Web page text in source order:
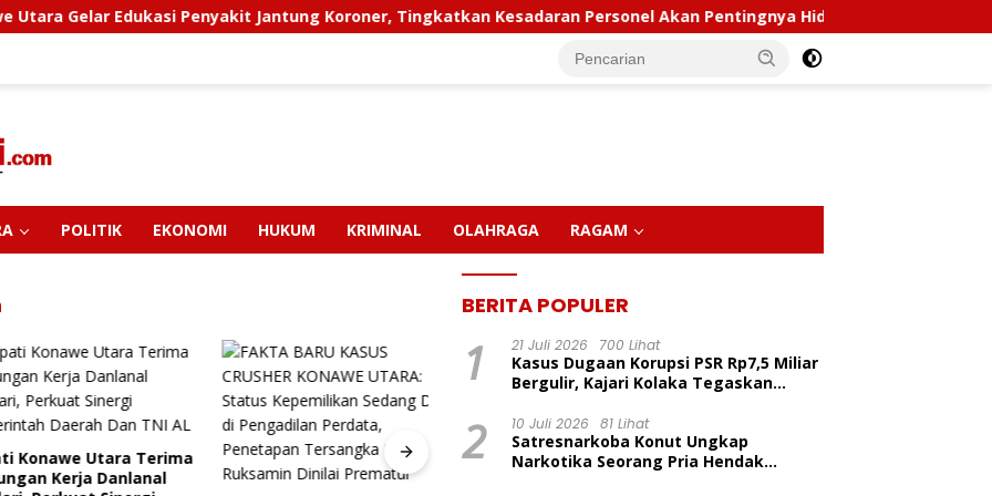
Penyakit Jantung Koroner, Tingkatkan Kesadaran Personel Akan Pentingnya Hidup Sehat
POLITIK EKONOMI HUKUM KRIMINAL OLAHRAGA RAGAM
Utara Terima
Kerja Danlanal
PT MLP Inisiasi Program
Kapolda Sultra Pimpin
BERITA POPULER
1 21 Juli 2026 700 Lihat
Kasus Dugaan Korupsi PSR Rp7,5 Miliar
Bergulir, Kajari Kolaka Tegaskan
2 10 Juli 2026 81 Lihat
Satresnarkoba Konut Ungkap
Narkotika Seorang Pria Hendak